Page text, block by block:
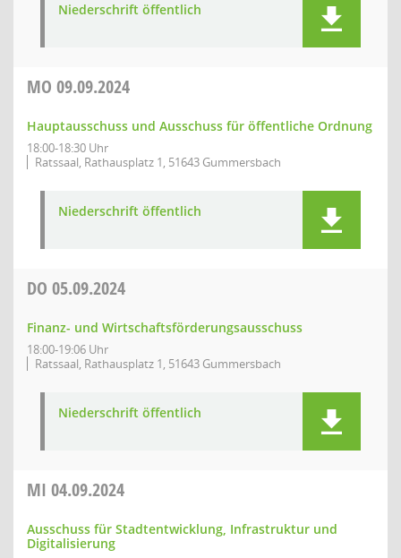
Niederschrift öffentlich
MO 09.09.2024
Hauptausschuss und Ausschuss für öffentliche Ordnung
18:00-18:30 Uhr
Ratssaal, Rathausplatz 1, 51643 Gummersbach
Niederschrift öffentlich
DO 05.09.2024
Finanz- und Wirtschaftsförderungsausschuss
18:00-19:06 Uhr
Ratssaal, Rathausplatz 1, 51643 Gummersbach
Niederschrift öffentlich
MI 04.09.2024
Ausschuss für Stadtentwicklung, Infrastruktur und
Digitalisierung